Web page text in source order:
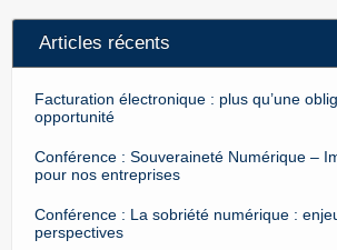
Articles récents
Facturation électronique : plus qu’une
opportunité
Conférence : Souveraineté Numérique –
pour nos entreprises
Conférence : La sobriété numérique :
perspectives